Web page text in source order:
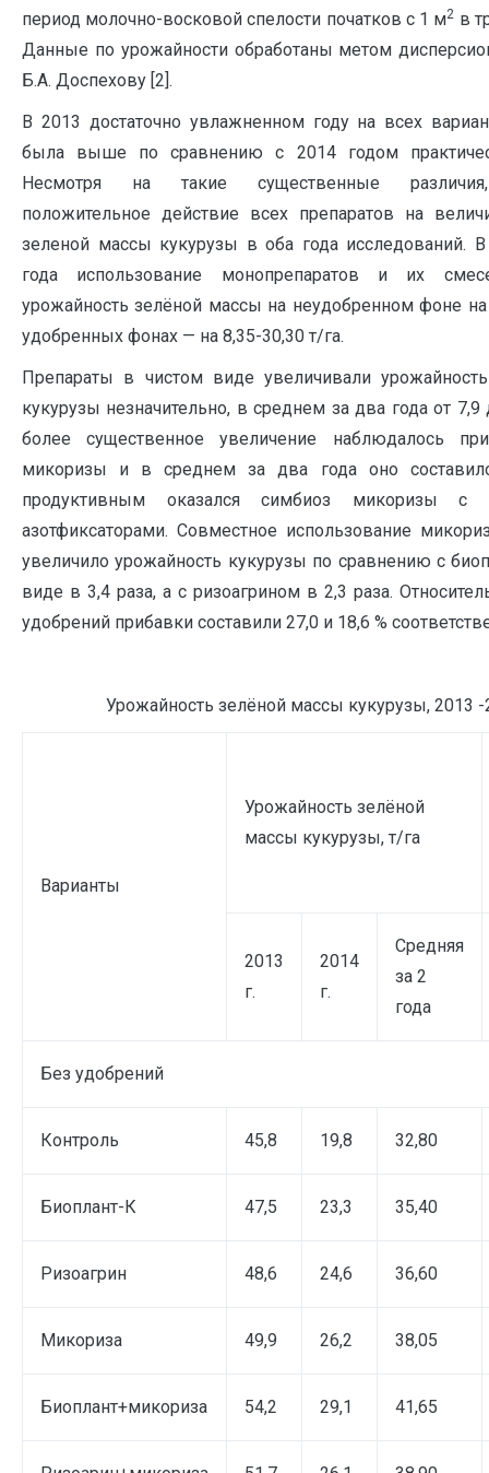
период молочно-восковой спелости початков с 1 м2 в
Данные по урожайности обработаны метом
Б.А. Доспехову [2].
В 2013 достаточно увлажненном году на всех
была выше по сравнению с 2014 годом
Несмотря на такие существенные
положительное действие всех препаратов на
зеленой массы кукурузы в оба года исследований.
года использование монопрепаратов и их
урожайность зелёной массы на неудобренном фоне на
удобренных фонах — на 8,35-30,30 т/га.
Препараты в чистом виде увеличивали
кукурузы незначительно, в среднем за два года от 7,9
более существенное увеличение наблюдалось
микоризы и в среднем за два года оно
продуктивным оказался симбиоз микоризы с
азотфиксаторами. Совместное использование
увеличило урожайность кукурузы по сравнению с
виде в 3,4 раза, а с ризоагрином в 2,3 раза.
удобрений прибавки составили 27,0 и 18,6 %
Урожайность зелёной массы кукурузы, 2013 -
Варианты
Урожайность зелёной
массы кукурузы, т/га
2013
г.
2014
г.
Средняя
за 2
года
Без удобрений
Контроль 45,8 19,8 32,80
Биоплант-К 47,5 23,3 35,40
Ризоагрин 48,6 24,6 36,60
Микориза 49,9 26,2 38,05
Биоплант+микориза 54,2 29,1 41,65